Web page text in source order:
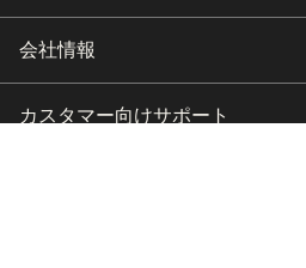
会社情報
カスタマー向けサポート